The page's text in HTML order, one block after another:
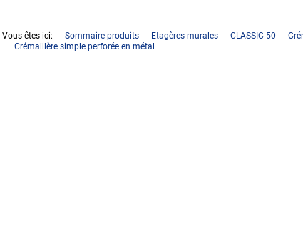
Vous êtes ici: Sommaire produits Etagères murales CLASSIC 50
Crémaillère simple perforée en métal